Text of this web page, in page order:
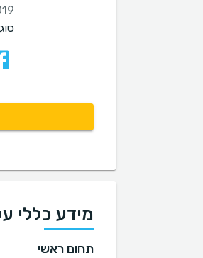
מידע כללי
תחום ראשי